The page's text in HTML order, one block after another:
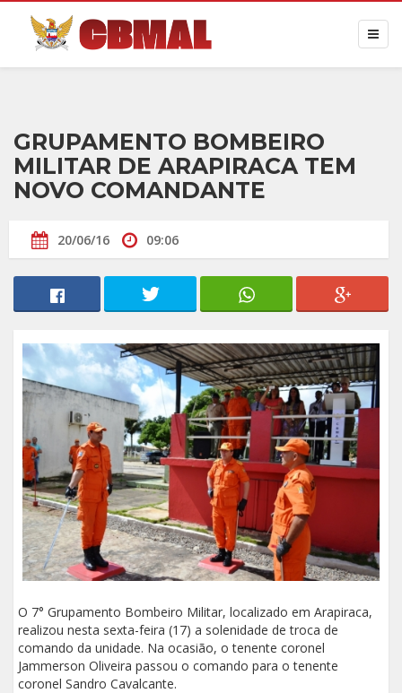
GRUPAMENTO BOMBEIRO
MILITAR DE ARAPIRACA TEM
NOVO COMANDANTE
20/06/16 09:06
O 7° Grupamento Bombeiro Militar, localizado em Arapiraca,
realizou nesta sexta-feira (17) a solenidade de troca de
comando da unidade. Na ocasião, o tenente coronel
Jammerson Oliveira passou o comando para o tenente
coronel Sandro Cavalcante.